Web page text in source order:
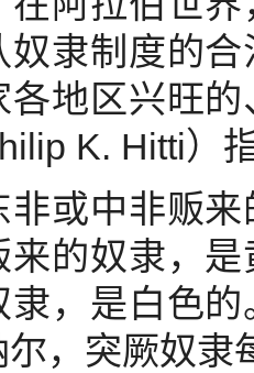
奴隶制度的
各地区兴旺
K. Hitti）
中非贩来
来的奴隶，
隶，是白色
尔，突厥奴